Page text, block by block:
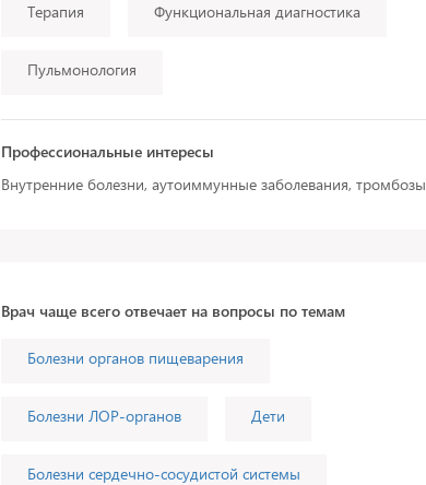
Терапия Функциональная диагностика
Пульмонология
Профессиональные интересы
Внутренние болезни, аутоиммунные заболевания, тромбозы
Врач чаще всего отвечает на вопросы по темам
Болезни органов пищеварения
Болезни ЛОР-органов Дети
Болезни сердечно-сосудистой системы